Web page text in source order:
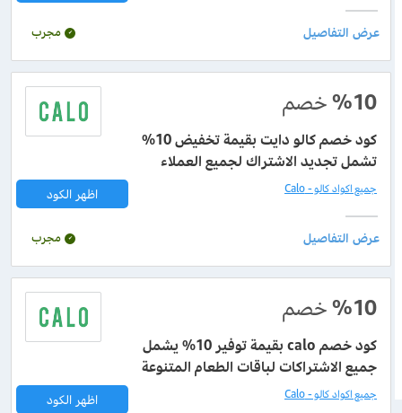
مجرب
%10خصم
كود خصم كالو دايت بقيمة تخفيض 10%
تشمل تجديد الاشتراك لجميع العملاء
اظهر الكود جميع اكواد كالو - Calo
مجرب
%10خصم
كود خصم calo بقيمة توفير 10% يشمل
جميع الاشتراكات لباقات الطعام المتنوعة
اظهر الكود جميع اكواد كالو - Calo